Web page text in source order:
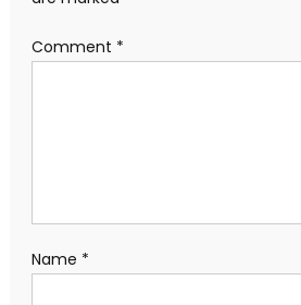
Comment *
Name *